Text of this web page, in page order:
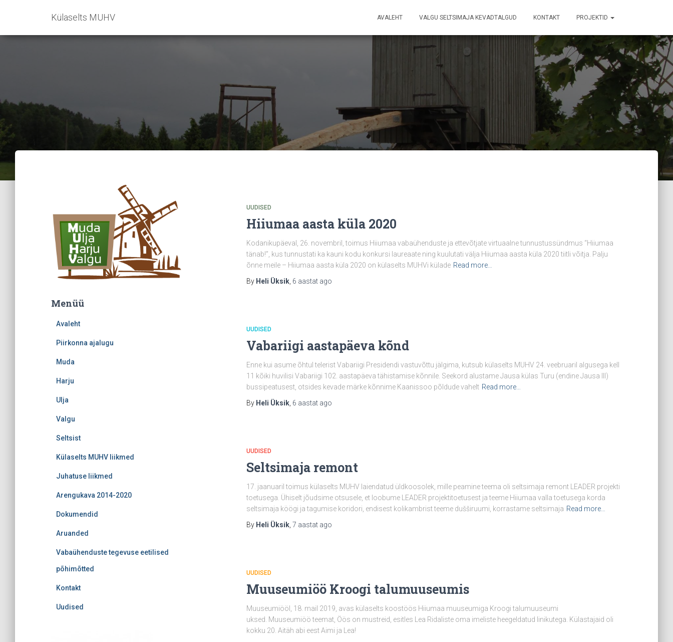
Külaselts MUHV AVALEHT VALGU SELTSIMAJA KEVADTALGUD KONTAKT PROJEKTID
Menüü
Avaleht
Piirkonna ajalugu
Muda
Harju
Ulja
Valgu
Seltsist
Külaselts MUHV liikmed
Juhatuse liikmed
Arengukava 2014-2020
Dokumendid
Aruanded
Vabaühenduste tegevuse eetilised
põhimõtted
Kontakt
Uudised
UUDISED
Hiiumaa aasta küla 2020
Kodanikupäeval, 26. novembril, toimus Hiiumaa vabaühenduste ja ettevõtjate virtuaalne tunnustussündmus “Hiiumaa
tänab!”, kus tunnustati ka kauni kodu konkursi laureaate ning kuulutati välja Hiiumaa aasta küla 2020 tiitli võitja. Palju
õnne meile – Hiiumaa aasta küla 2020 on külaselts MUHVi külade Read more…
By Heli Üksik 6 aastat ago
UUDISED
Vabariigi aastapäeva kõnd
Enne kui asume õhtul telerist Vabariigi Presidendi vastuvõttu jälgima, kutsub külaselts MUHV 24. veebruaril algusega kell
11 kõiki huvilisi Vabariigi 102. aastapäeva tähistamise kõnnile. Seekord alustame Jausa külas Turu (endine Jausa III)
bussipeatusest, otsides kevade märke kõnnime Kaanissoo põldude vahelt Read more…
By Heli Üksik 6 aastat ago
UUDISED
Seltsimaja remont
17. jaanuaril toimus külaselts MUHV laiendatud üldkoosolek, mille peamine teema oli seltsimaja remont LEADER projekti
toetusega. Ühiselt jõudsime otsusele, et loobume LEADER projektitoetusest ja teeme Hiiumaa valla toetusega korda
seltsimaja köögi ja tagumise koridori, endisest kolikambrist teeme dušširuumi, korrastame seltsimaja Read more…
By Heli Üksik 7 aastat ago
UUDISED
Muuseumiöö Kroogi talumuuseumis
Muuseumiööl, 18. mail 2019, avas külaselts koostöös Hiiumaa muuseumiga Kroogi talumuuseumi
uksed. Muuseumiöö teemat, Öös on mustreid, esitles Lea Ridaliste oma imeliste heegeldatud linikutega. Külastajaid oli
kokku 20. Aitäh abi eest Aimi ja Lea!